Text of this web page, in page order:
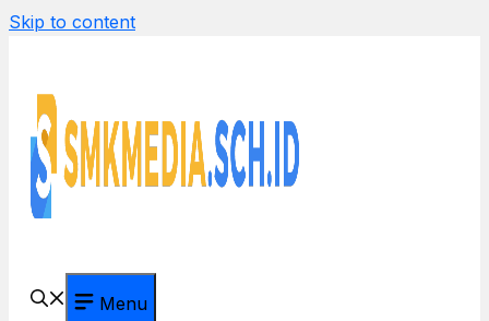
Skip to content
Menu